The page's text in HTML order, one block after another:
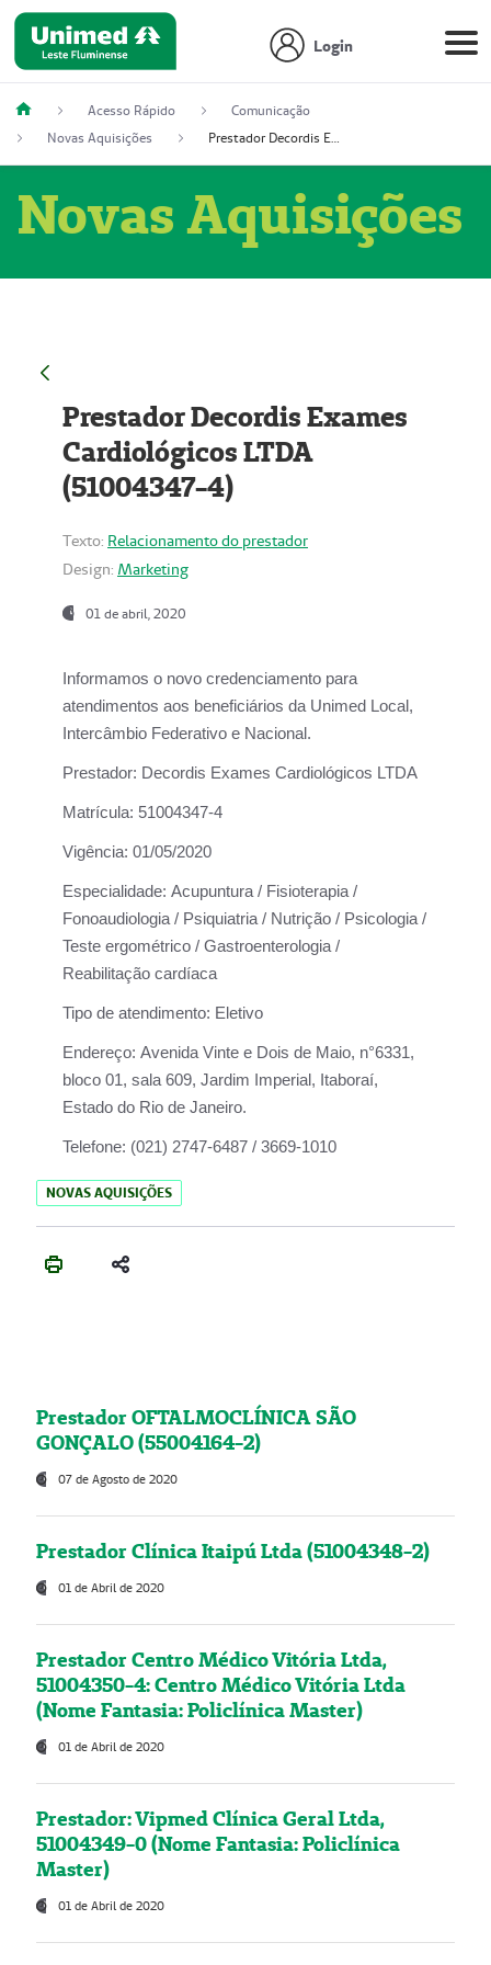
Login
Acesso Rápido
Comunicação
Novas Aquisições
Prestador Decordis Exames Cardiológicos LTDA (51004347-4)
Novas Aquisições
Prestador Decordis Exames
Cardiológicos LTDA
(51004347-4)
Texto: Relacionamento do prestador
Design: Marketing
01 de abril, 2020
Informamos o novo credenciamento para
atendimentos aos beneficiários da Unimed Local,
Intercâmbio Federativo e Nacional.
Prestador: Decordis Exames Cardiológicos LTDA
Matrícula: 51004347-4
Vigência: 01/05/2020
Especialidade: Acupuntura / Fisioterapia /
Fonoaudiologia / Psiquiatria / Nutrição / Psicologia /
Teste ergométrico / Gastroenterologia /
Reabilitação cardíaca
Tipo de atendimento: Eletivo
Endereço: Avenida Vinte e Dois de Maio, n°6331,
bloco 01, sala 609, Jardim Imperial, Itaboraí,
Estado do Rio de Janeiro.
Telefone: (021) 2747-6487 / 3669-1010
NOVAS AQUISIÇÕES
Prestador OFTALMOCLÍNICA SÃO
GONÇALO (55004164-2)
07 de Agosto de 2020
Prestador Clínica Itaipú Ltda (51004348-2)
01 de Abril de 2020
Prestador Centro Médico Vitória Ltda,
51004350-4: Centro Médico Vitória Ltda
(Nome Fantasia: Policlínica Master)
01 de Abril de 2020
Prestador: Vipmed Clínica Geral Ltda,
51004349-0 (Nome Fantasia: Policlínica
Master)
01 de Abril de 2020